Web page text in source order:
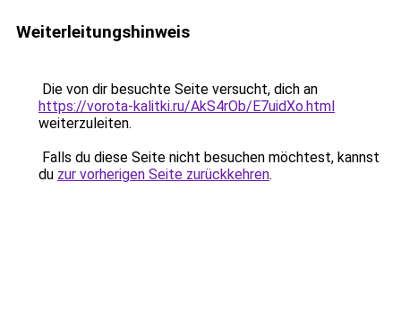
Weiterleitungshinweis
Die von dir besuchte Seite versucht, dich an
https://vorota-kalitki.ru/AkS4rOb/E7uidXo.html
weiterzuleiten.
Falls du diese Seite nicht besuchen möchtest, kannst
du zur vorherigen Seite zurückkehren.